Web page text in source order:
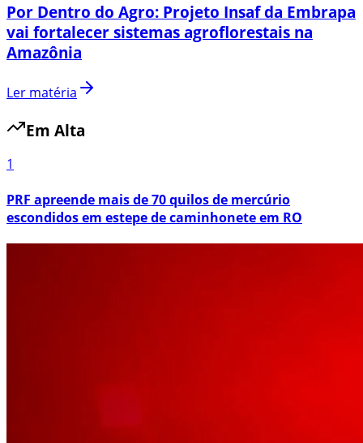
Por Dentro do Agro: Projeto Insaf da Embrapa
vai fortalecer sistemas agroflorestais na
Amazônia
Ler matéria
Em Alta
1
PRF apreende mais de 70 quilos de mercúrio
escondidos em estepe de caminhonete em RO